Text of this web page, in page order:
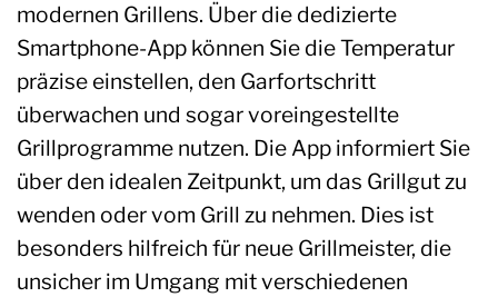
modernen Grillens. Über die dedizierte
Smartphone-App können Sie die Temperatur
präzise einstellen, den Garfortschritt
überwachen und sogar voreingestellte
Grillprogramme nutzen. Die App informiert Sie
über den idealen Zeitpunkt, um das Grillgut zu
wenden oder vom Grill zu nehmen. Dies ist
besonders hilfreich für neue Grillmeister, die
unsicher im Umgang mit verschiedenen